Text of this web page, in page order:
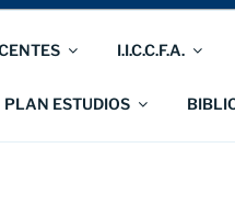
I.I.C.C.F.A.
PLAN ESTUDIOS